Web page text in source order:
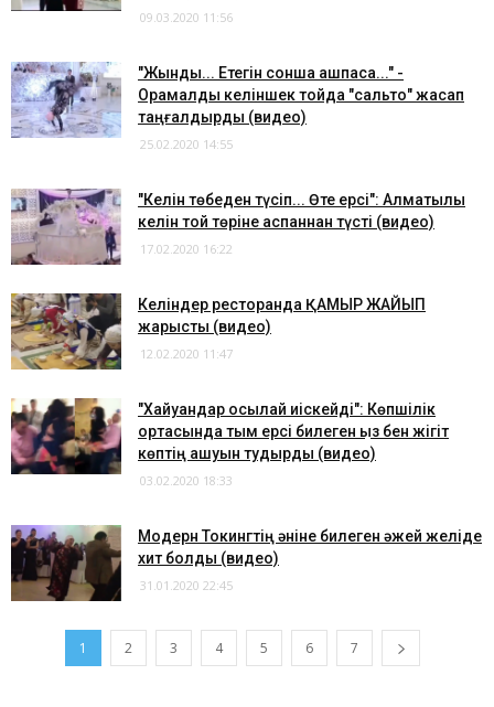
09.03.2020 11:56
"Жынды... Етегін сонша ашпаса..." -
Орамалды келіншек тойда "сальто" жасап
таңғалдырды (видео)
25.02.2020 14:55
"Келін төбеден түсіп... Өте ерсі": Алматылық
келін той төріне аспаннан түсті (видео)
17.02.2020 16:22
Келіндер ресторанда ҚАМЫР ЖАЙЫП
жарысты (видео)
12.02.2020 11:47
"Хайуандар осылай иіскейді": Көпшілік
ортасында тым ерсі билеген қыз бен жігіт
көптің ашуын тудырды (видео)
03.02.2020 18:33
Модерн Токингтің әніне билеген әжей желіде
хит болды (видео)
31.01.2020 22:45
1 2 3 4 5 6 7